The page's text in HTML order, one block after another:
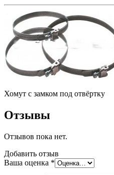
Хомут с замком под отвёртку
Отзывы
Отзывов пока нет.
Добавить отзыв
Ваша оценка *